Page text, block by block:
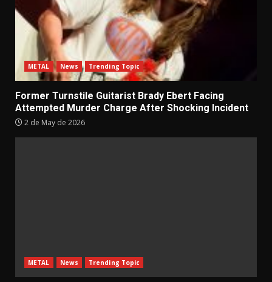
METAL News Trending Topic
Former Turnstile Guitarist Brady Ebert Facing
Attempted Murder Charge After Shocking Incident
2 de May de 2026
METAL News Trending Topic